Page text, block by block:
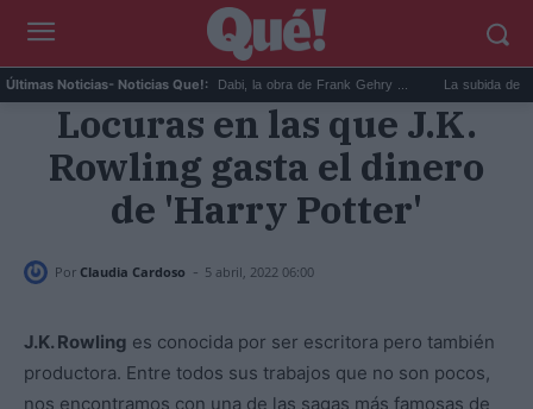
Últimas Noticias- Noticias Que!:
El Guggenheim de Abu Dabi, la obra de Frank Gehry ... La subida de precios
Locuras en las que J.K.
Rowling gasta el dinero
de 'Harry Potter'
Por Claudia Cardoso - 5 abril, 2022 06:00
J.K. Rowling es conocida por ser escritora pero también
productora. Entre todos sus trabajos que no son pocos,
nos encontramos con una de las sagas más famosas de